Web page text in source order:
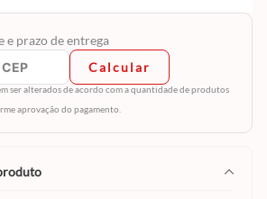
e prazo de entrega
Calcular
ser alterados de acordo com a quantidade de produtos
aprovação do pagamento.